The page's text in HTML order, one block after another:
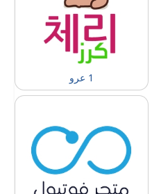
1 عرو